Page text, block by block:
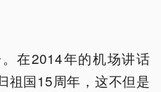
在2014年的机场讲话
祖国15周年，这不但是